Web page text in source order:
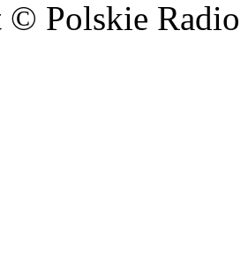
© Polskie